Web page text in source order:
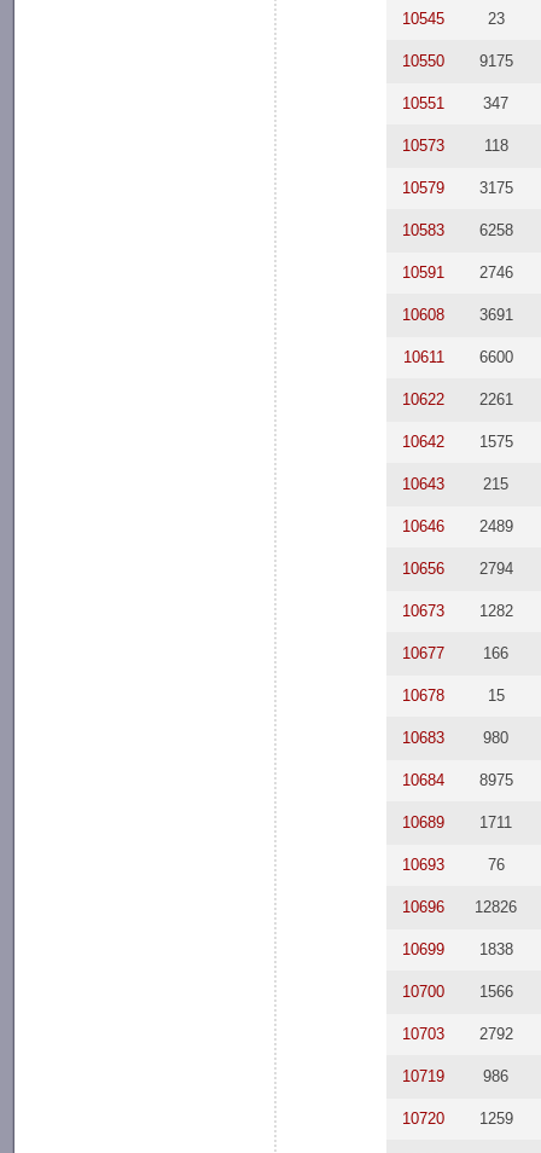
10545 23
10550 9175
10551 347
10573 118
10579 3175
10583 6258
10591 2746
10608 3691
10611 6600
10622 2261
10642 1575
10643 215
10646 2489
10656 2794
10673 1282
10677 166
10678 15
10683 980
10684 8975
10689 1711
10693 76
10696 12826
10699 1838
10700 1566
10703 2792
10719 986
10720 1259